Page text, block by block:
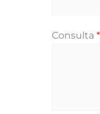
Consulta *